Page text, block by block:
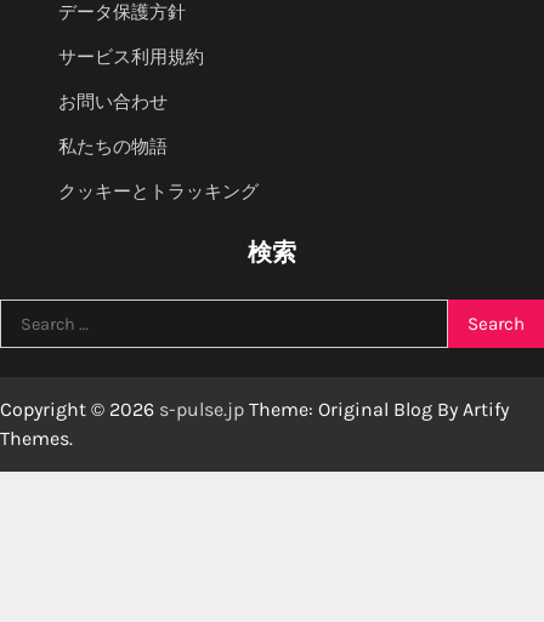
データ保護方針
サービス利用規約
お問い合わせ
私たちの物語
クッキーとトラッキング
検索
for:
Copyright © 2026 s-pulse.jp Theme: Original Blog By Artify
Themes.